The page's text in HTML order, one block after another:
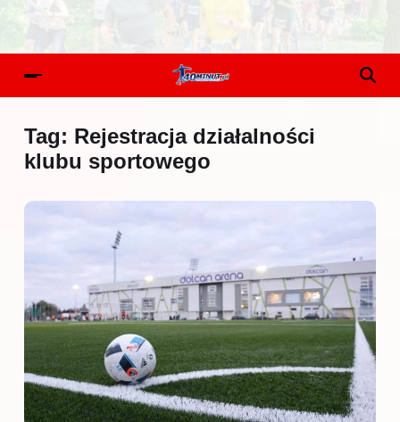
Tag: Rejestracja działalności
klubu sportowego